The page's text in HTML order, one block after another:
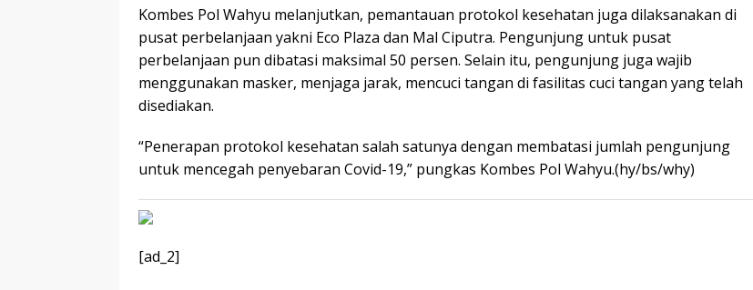
Kombes Pol Wahyu melanjutkan, pemantauan protokol kesehatan juga dilaksanakan di
pusat perbelanjaan yakni Eco Plaza dan Mal Ciputra. Pengunjung untuk pusat
perbelanjaan pun dibatasi maksimal 50 persen. Selain itu, pengunjung juga wajib
menggunakan masker, menjaga jarak, mencuci tangan di fasilitas cuci tangan yang telah
disediakan.
“Penerapan protokol kesehatan salah satunya dengan membatasi jumlah pengunjung
untuk mencegah penyebaran Covid-19,” pungkas Kombes Pol Wahyu.(hy/bs/why)
Continue
[ad_2]